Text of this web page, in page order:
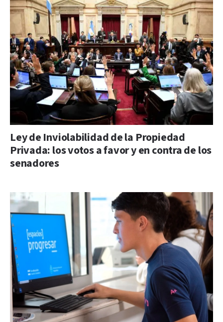
Ley de Inviolabilidad de la Propiedad
Privada: los votos a favor y en contra de los
senadores